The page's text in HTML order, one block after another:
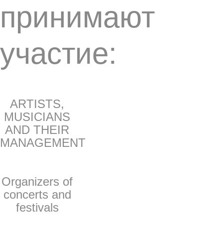
принимают
участие:
ARTISTS,
MUSICIANS
AND THEIR
MANAGEMENT
Organizers of
concerts and
festivals